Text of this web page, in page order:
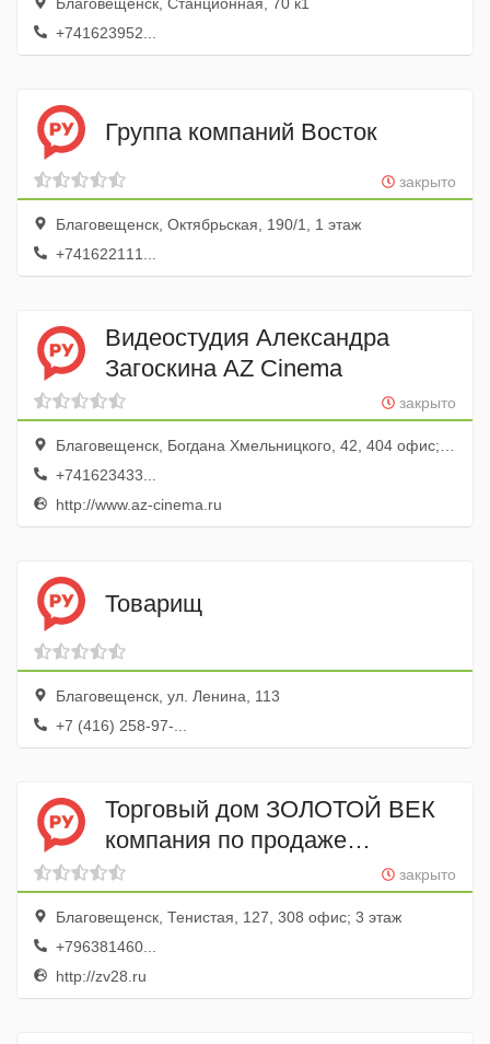
+741623952...
Группа компаний Восток
закрыто
Благовещенск, Октябрьская, 190/1, 1 этаж
+741622111...
Видеостудия Александра
Загоскина AZ Cinema
закрыто
Благовещенск, Богдана Хмельницкого, 42, 404 офис; 4 этаж
+741623433...
http://www.az-cinema.ru
Товарищ
Благовещенск, ул. Ленина, 113
+7 (416) 258-97-...
Торговый дом ЗОЛОТОЙ ВЕК
компания по продаже
запчастей и автомобилей закрыто
Благовещенск, Тенистая, 127, 308 офис; 3 этаж
+796381460...
http://zv28.ru